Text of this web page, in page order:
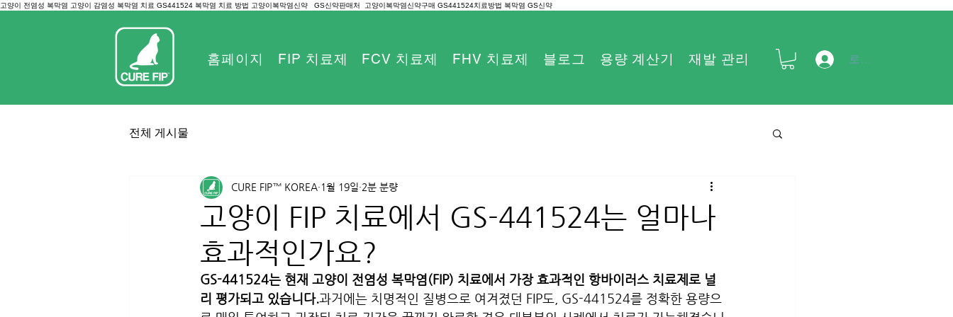
고양이 전염성 복막염 고양이 감염성 복막염 치료 GS441524 복막염 치료 방법 고양이복막염신약 GS신약판매처 고양이복막염신약구매 GS441524치료방법 복막염 GS신약
홈페이지 FIP 치료제 FCV 치료제 FHV 치료제 블로그 용량 계산기 재발 관리 FAQ 로그인
전체 게시물
고양이 FIP 치료에서 GS-441524는 얼마나
효과적인가요?
CURE FIP™ KOREA 1월 19일 2분 분량
GS-441524는 현재 고양이 전염성 복막염(FIP) 치료에서 가장 효과적인 항바이러스 치료제로 널
리 평가되고 있습니다.과거에는 치명적인 질병으로 여겨졌던 FIP도, GS-441524를 정확한 용량으